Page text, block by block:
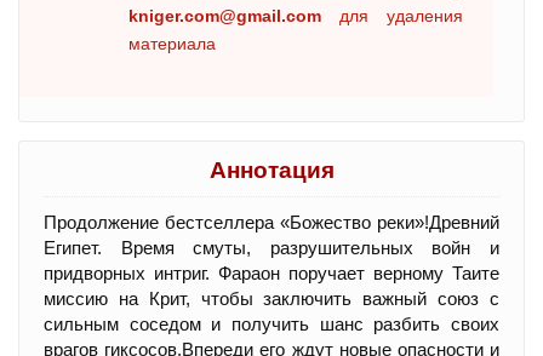
kniger.com@gmail.com для удаления
материала
Аннотация
Продолжение бестселлера «Божество реки»!Древний
Египет. Время смуты, разрушительных войн и
придворных интриг. Фараон поручает верному Таите
миссию на Крит, чтобы заключить важный союз с
сильным соседом и получить шанс разбить своих
врагов гиксосов.Впереди его ждут новые опасности и